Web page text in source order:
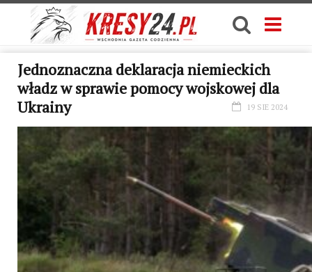
Jednoznaczna deklaracja niemieckich
władz w sprawie pomocy wojskowej dla
Ukrainy
19 SIE 2024